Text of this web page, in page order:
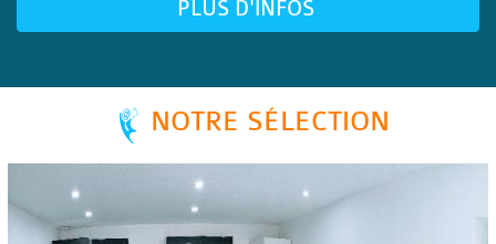
PLUS D'INFOS
NOTRE SÉLECTION